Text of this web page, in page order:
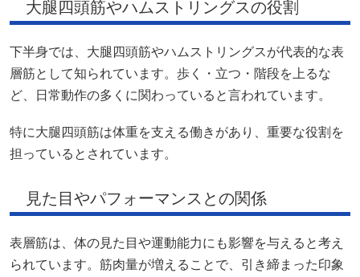
大腿四頭筋やハムストリングスの役割
下半身では、大腿四頭筋やハムストリングスが代表的な表
層筋として知られています。歩く・立つ・階段を上るな
ど、日常動作の多くに関わっていると言われています。
特に大腿四頭筋は体重を支える働きがあり、重要な役割を
担っているとされています。
見た目やパフォーマンスとの関係
表層筋は、体の見た目や運動能力にも影響を与えると考え
られています。筋肉量が増えることで、引き締まった印象